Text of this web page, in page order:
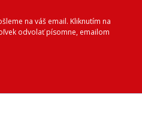
na váš email. Kliknutím na
odvolať písomne, emailom